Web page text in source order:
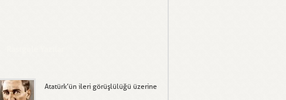
Atatürk’ün ileri görüşlülüğü üzerine